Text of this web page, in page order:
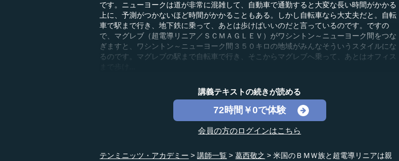
です。ニューヨークは道が非常に混雑して、自動車で通勤すると大変な長い時間がかかる
上に、予測がつかないほど時間がかかることもある。しかし自転車なら大丈夫だと。自転
車で駅まで行き、地下鉄に乗って、あとは歩けばいいのだと言っているのです。ですの
で、マグレブ（超電導リニア／ＳＣＭＡＧＬＥＶ）がワシントン～ニューヨーク間をつな
ぎますと、ワシントン～ニューヨーク間３５０キロの地域がみんなそういうスタイルにな
るのです。マグレブの駅まで自転車で行き、そこからマグレブへ乗って、あとはオフィス
講義テキストの続きが読める
72時間￥0で体験
会員の方のログインはこちら
テンミニッツ・アカデミー 講師一覧 葛西敬之
米国のＢＭＷ族と超電導リニアは親